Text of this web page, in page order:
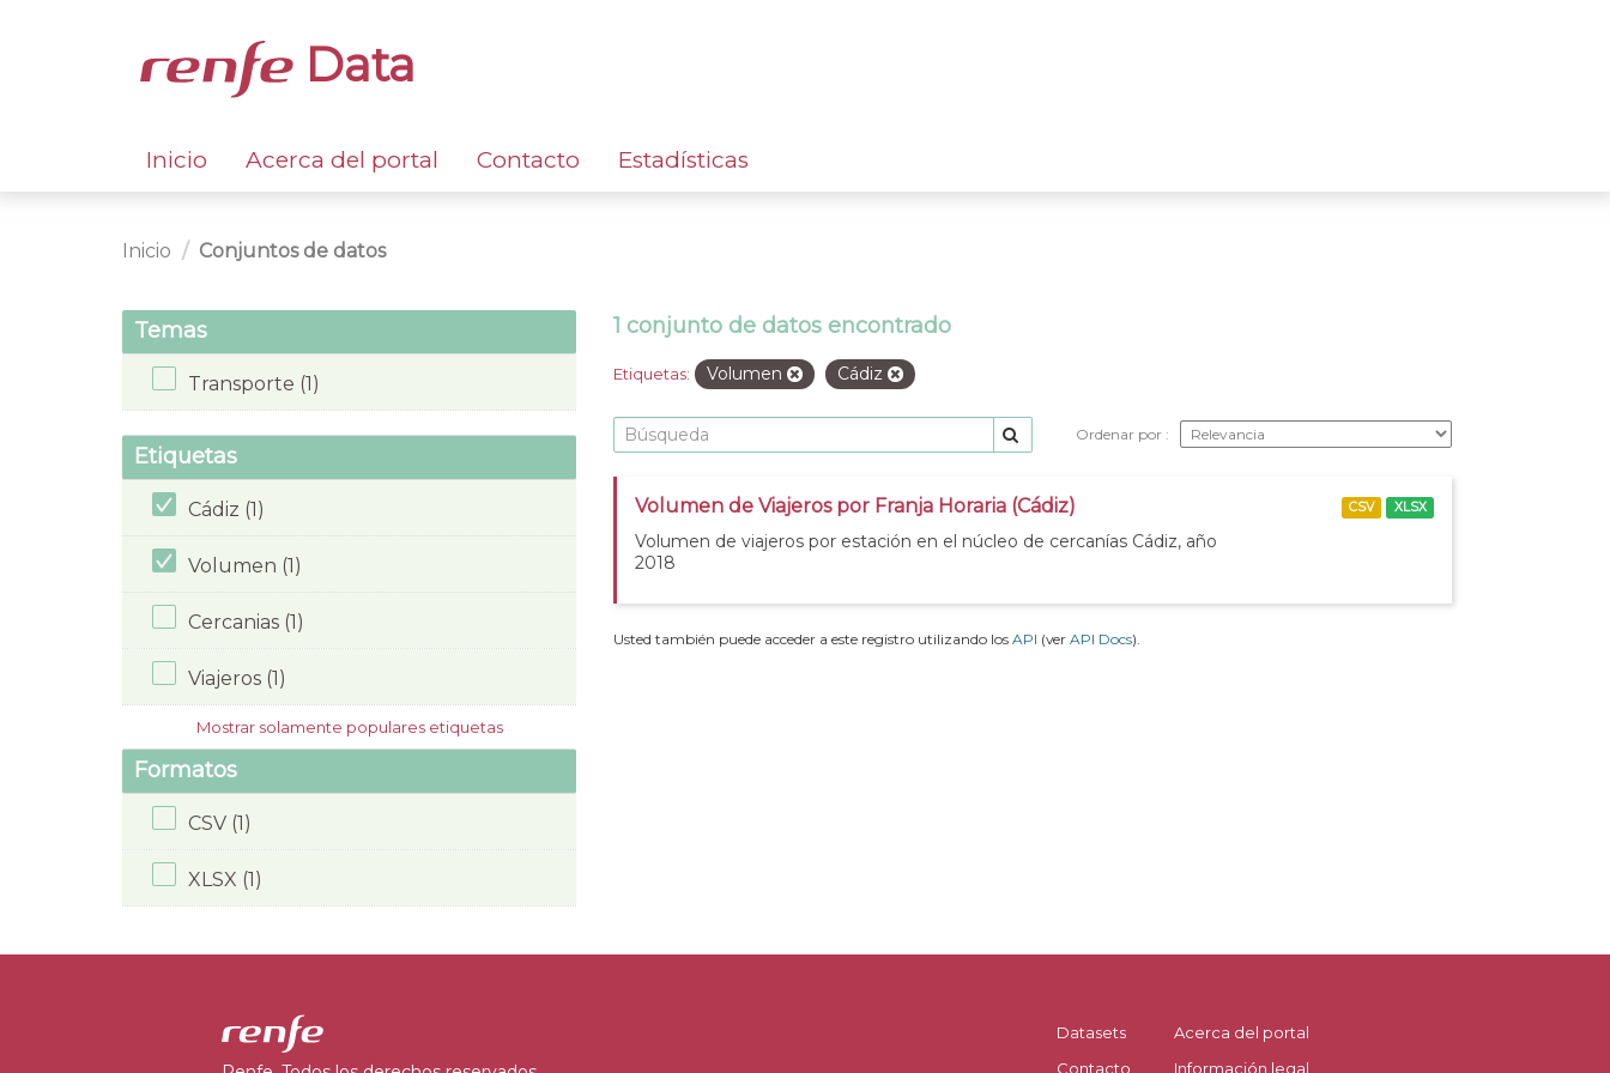
Data
Inicio Acerca del portal Contacto Estadísticas
Inicio Conjuntos de datos
Temas
Transporte (1)
Etiquetas
Cádiz (1)
Volumen (1)
Cercanias (1)
Viajeros (1)
Mostrar solamente populares etiquetas
Formatos
CSV (1)
XLSX (1)
1 conjunto de datos encontrado
Etiquetas: Volumen Cádiz
Ordenar por
Volumen de Viajeros por Franja Horaria (Cádiz)
Volumen de viajeros por estación en el núcleo de cercanías Cádiz, año
2018
CSV XLSX
Usted también puede acceder a este registro utilizando los API (ver API Docs).
Datasets
Contacto
Acerca del portal
Información legal